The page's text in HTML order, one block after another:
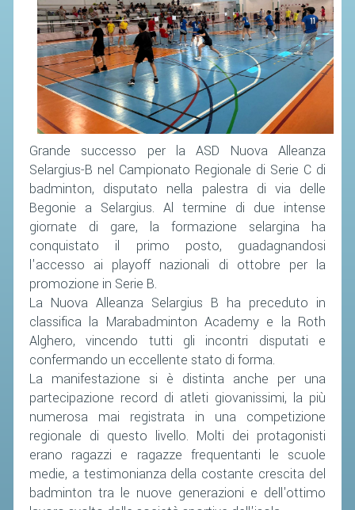
Grande successo per la ASD Nuova Alleanza
Selargius-B nel Campionato Regionale di Serie C di
badminton, disputato nella palestra di via delle
Begonie a Selargius. Al termine di due intense
giornate di gare, la formazione selargina ha
conquistato il primo posto, guadagnandosi
l'accesso ai playoff nazionali di ottobre per la
promozione in Serie B.
La Nuova Alleanza Selargius B ha preceduto in
classifica la Marabadminton Academy e la Roth
Alghero, vincendo tutti gli incontri disputati e
confermando un eccellente stato di forma.
La manifestazione si è distinta anche per una
partecipazione record di atleti giovanissimi, la più
numerosa mai registrata in una competizione
regionale di questo livello. Molti dei protagonisti
erano ragazzi e ragazze frequentanti le scuole
medie, a testimonianza della costante crescita del
badminton tra le nuove generazioni e dell'ottimo
CALENDARIO
FIBA NAZIONALE